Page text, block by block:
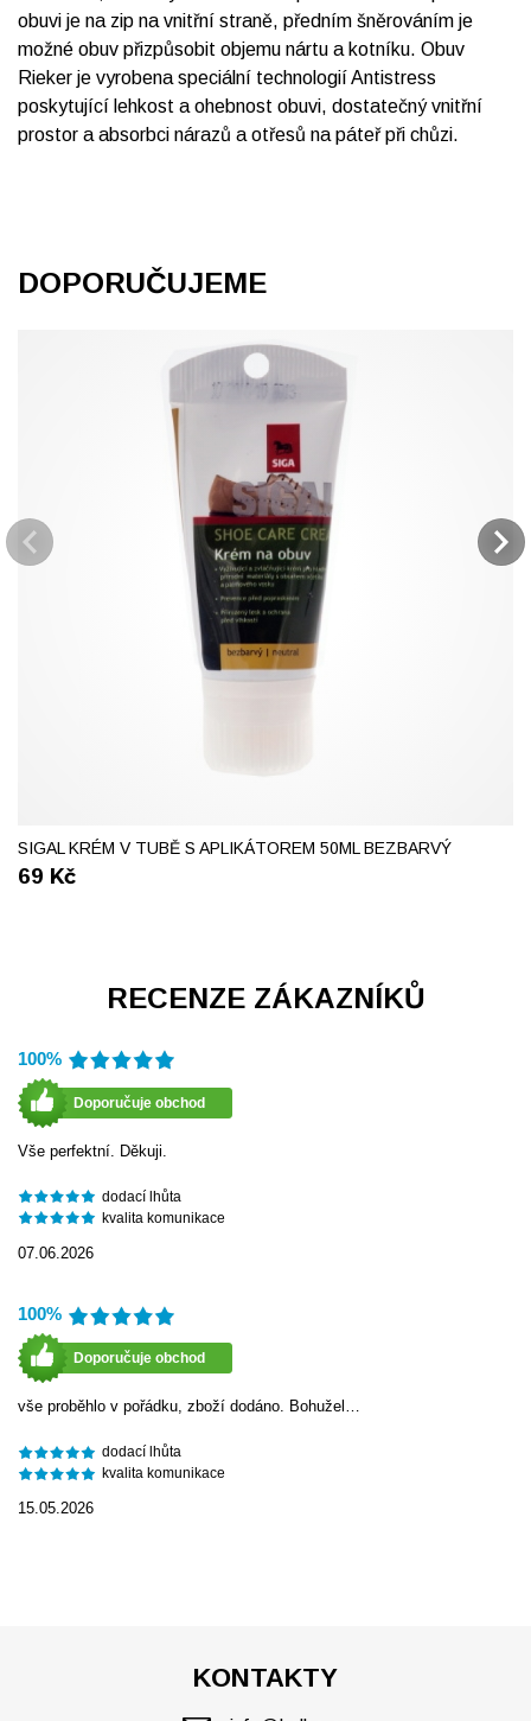
obuvi je na zip na vnitřní straně, předním šněrováním je
možné obuv přizpůsobit objemu nártu a kotníku. Obuv
Rieker je vyrobena speciální technologií Antistress
poskytující lehkost a ohebnost obuvi, dostatečný vnitřní
prostor a absorbci nárazů a otřesů na páteř při chůzi.
DOPORUČUJEME
SIGAL KRÉM V TUBĚ S APLIKÁTOREM 50ML BEZBARVÝ
69 Kč
RECENZE ZÁKAZNÍKŮ
100%
Doporučuje obchod
Vše perfektní. Děkuji.
dodací lhůta
kvalita komunikace
07.06.2026
100%
Doporučuje obchod
vše proběhlo v pořádku, zboží dodáno. Bohužel…
dodací lhůta
kvalita komunikace
15.05.2026
KONTAKTY